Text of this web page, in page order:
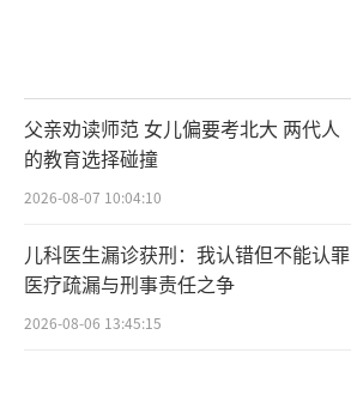
父亲劝读师范 女儿偏要考北大 两代人
的教育选择碰撞
2026-08-07 10:04:10
儿科医生漏诊获刑：我认错但不能认罪
医疗疏漏与刑事责任之争
2026-08-06 13:45:15